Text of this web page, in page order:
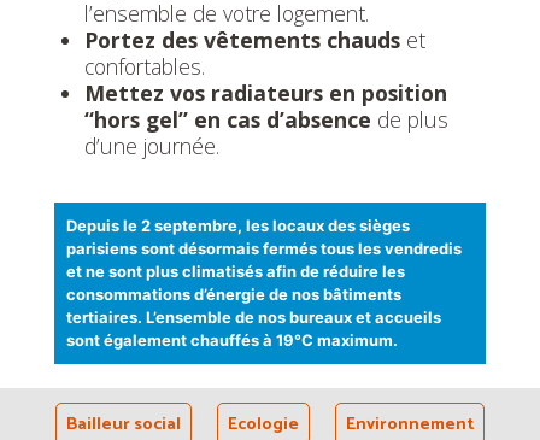
l’ensemble de votre logement.
Portez des vêtements chauds et
confortables.
Mettez vos radiateurs en position
“hors gel” en cas d’absence de plus
d’une journée.
Depuis le 2 septembre, les locaux des sièges
parisiens sont désormais fermés tous les vendredis
et ne sont plus climatisés afin de réduire les
consommations d’énergie de nos bâtiments
tertiaires. L’ensemble de nos bureaux et accueils
sont également chauffés à 19°C maximum.
Bailleur social Ecologie Environnement